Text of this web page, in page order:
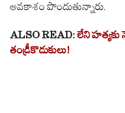
అవకాశం పొందుతున్నారు.
ALSO READ: లేని హత్యకు
తండ్రీకొడుకులు!